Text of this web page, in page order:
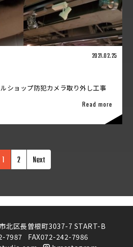
2021.02.25
ショップ防犯カメラ取り外し工事
Read more
1 2 Next
北区長曽根町3037-7 START-B
7987
FAX072-242-7986